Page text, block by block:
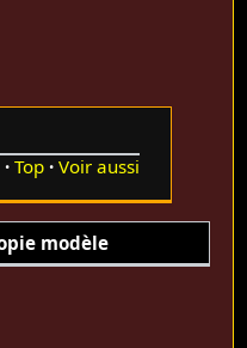
Top Voir aussi
modèle